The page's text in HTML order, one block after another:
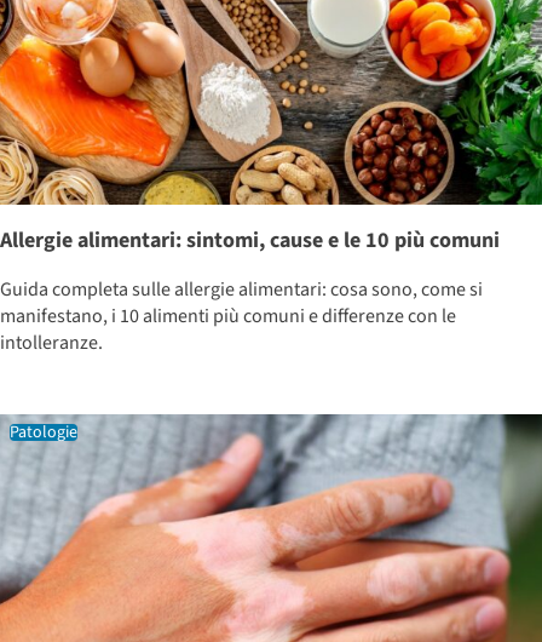
Allergie alimentari: sintomi, cause e le 10 più comuni
Guida completa sulle allergie alimentari: cosa sono, come si
manifestano, i 10 alimenti più comuni e differenze con le
intolleranze.
Patologie